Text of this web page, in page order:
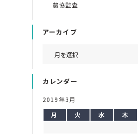
農協監査
アーカイブ
カレンダー
2019年3月
月
火 水 木